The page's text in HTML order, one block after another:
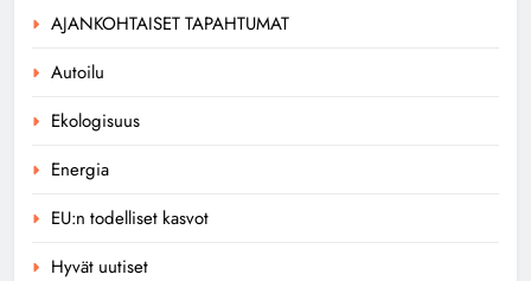
AJANKOHTAISET TAPAHTUMAT
Autoilu
Ekologisuus
Energia
EU:n todelliset kasvot
Hyvät uutiset